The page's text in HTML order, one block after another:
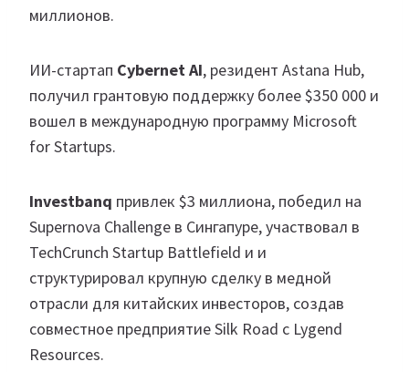
миллионов.
ИИ-стартап Cybernet AI, резидент Astana Hub,
получил грантовую поддержку более $350 000 и
вошел в международную программу Microsoft
for Startups.
Investbanq привлек $3 миллиона, победил на
Supernova Challenge в Сингапуре, участвовал в
TechCrunch Startup Battlefield и и
структурировал крупную сделку в медной
отрасли для китайских инвесторов, создав
совместное предприятие Silk Road с Lygend
Resources.